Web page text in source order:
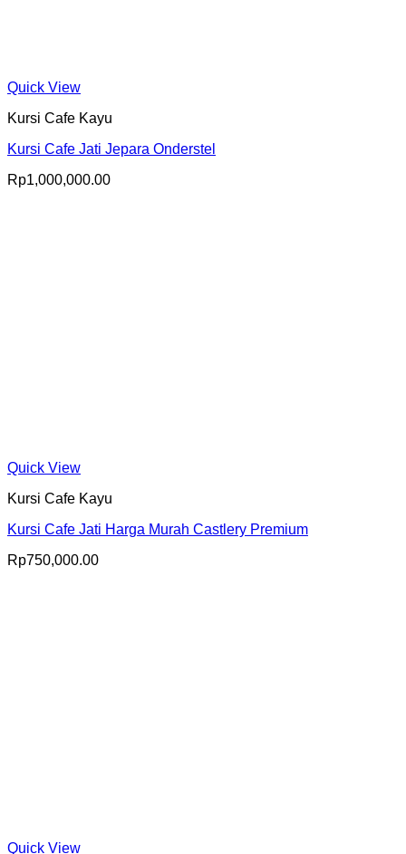
Quick View
Kursi Cafe Kayu
Kursi Cafe Jati Jepara Onderstel
Rp1,000,000.00
Quick View
Kursi Cafe Kayu
Kursi Cafe Jati Harga Murah Castlery Premium
Rp750,000.00
Quick View